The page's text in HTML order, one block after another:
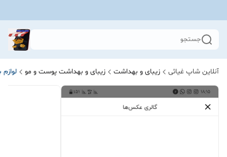
جستجو
آنلاین شاپ غیاثی زیبای و بهداشت زیبای و بهداشت پوست و مو